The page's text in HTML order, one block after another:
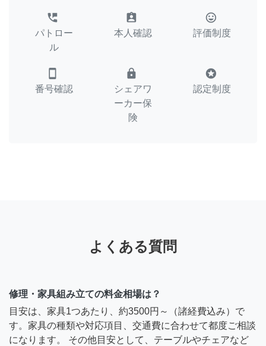
perm_phone_msg
パトロー
ル
assignment_ind
本人確認
tag_faces
評価制度
smartphone
番号確認
lock
シェアワ
ーカー保
険
stars
認定制度
よくある質問
修理・家具組み立ての料金相場は？
目安は、家具1つあたり、約3500円～（諸経費込み）で
す。家具の種類や対応項目、交通費に合わせて都度ご相談
になります。 その他目安として、テーブルやチェアなど